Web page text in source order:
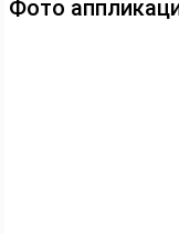
Фото